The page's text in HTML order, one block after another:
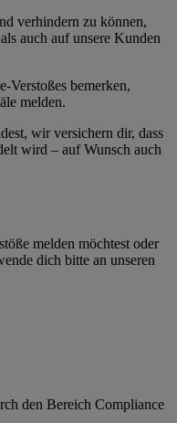
verhindern zu können,
auch auf unsere Kunden
Verstoßes bemerken,
melden.
wir versichern dir, dass
wird – auf Wunsch auch
melden möchtest oder
dich bitte an unseren
den Bereich Compliance